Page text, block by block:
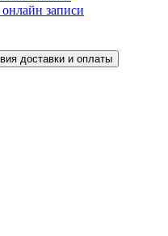
доставки и оплаты